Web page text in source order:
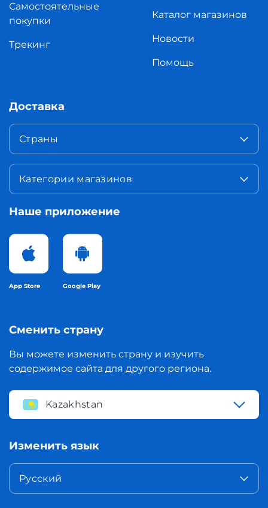
Самостоятельные
покупки
Трекинг
Каталог магазинов
Новости
Помощь
Доставка
Страны
Категории магазинов
Наше приложение
App Store Google Play
Сменить страну
Вы можете изменить страну и изучить
содержимое сайта для другого региона.
Kazakhstan
Изменить язык
Русский